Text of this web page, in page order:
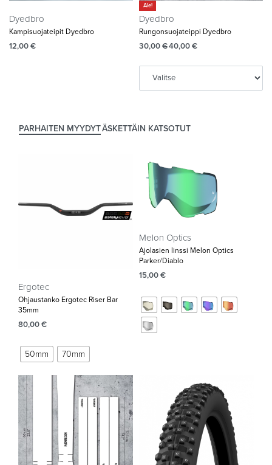
Dyedbro
Kampisuojateipit Dyedbro
12,00€
Ale!
Dyedbro
Rungonsuojateippi Dyedbro
30,00€40,00€
PARHAITEN MYYDYTÄSKETTÄIN KATSOTUT
Ergotec
Ohjaustanko Ergotec Riser Bar
35mm‌
80,00€
50mm 70mm
Melon Optics
Ajolasien linssi Melon Optics
Parker/Diablo
15,00€